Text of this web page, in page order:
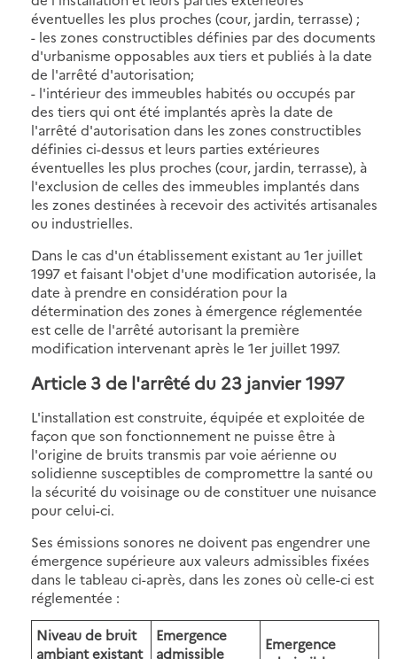
éventuelles les plus proches (cour, jardin, terrasse) ;
- les zones constructibles définies par des documents
d'urbanisme opposables aux tiers et publiés à la date
de l'arrêté d'autorisation;
- l'intérieur des immeubles habités ou occupés par
des tiers qui ont été implantés après la date de
l'arrêté d'autorisation dans les zones constructibles
définies ci-dessus et leurs parties extérieures
éventuelles les plus proches (cour, jardin, terrasse), à
l'exclusion de celles des immeubles implantés dans
les zones destinées à recevoir des activités artisanales
ou industrielles.
Dans le cas d'un établissement existant au 1er juillet
1997 et faisant l'objet d'une modification autorisée, la
date à prendre en considération pour la
détermination des zones à émergence réglementée
est celle de l'arrêté autorisant la première
modification intervenant après le 1er juillet 1997.
Article 3 de l'arrêté du 23 janvier 1997
L'installation est construite, équipée et exploitée de
façon que son fonctionnement ne puisse être à
l'origine de bruits transmis par voie aérienne ou
solidienne susceptibles de compromettre la santé ou
la sécurité du voisinage ou de constituer une nuisance
pour celui-ci.
Ses émissions sonores ne doivent pas engendrer une
émergence supérieure aux valeurs admissibles fixées
dans le tableau ci-après, dans les zones où celle-ci est
réglementée :
Niveau de bruit
ambiant existant
Emergence
admissible
Emergence